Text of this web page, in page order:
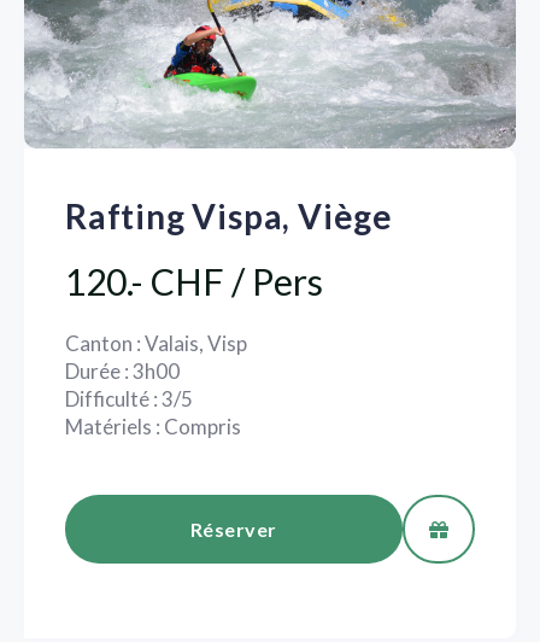
Rafting Vispa, Viège
120.- CHF / Pers
Canton : Valais, Visp
Durée : 3h00
Difficulté : 3/5
Matériels : Compris
Réserver